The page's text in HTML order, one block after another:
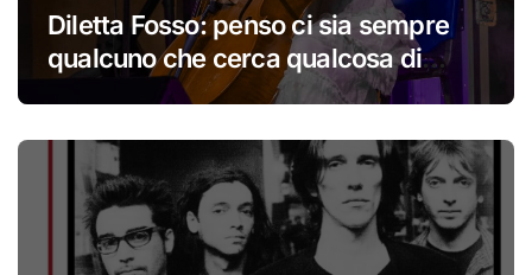
Diletta Fosso: penso ci sia sempre
qualcuno che cerca qualcosa di